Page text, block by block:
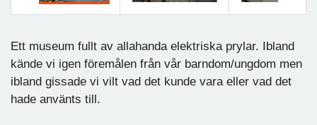
Ett museum fullt av allahanda elektriska prylar. Ibland
kände vi igen föremålen från vår barndom/ungdom men
ibland gissade vi vilt vad det kunde vara eller vad det
hade använts till.